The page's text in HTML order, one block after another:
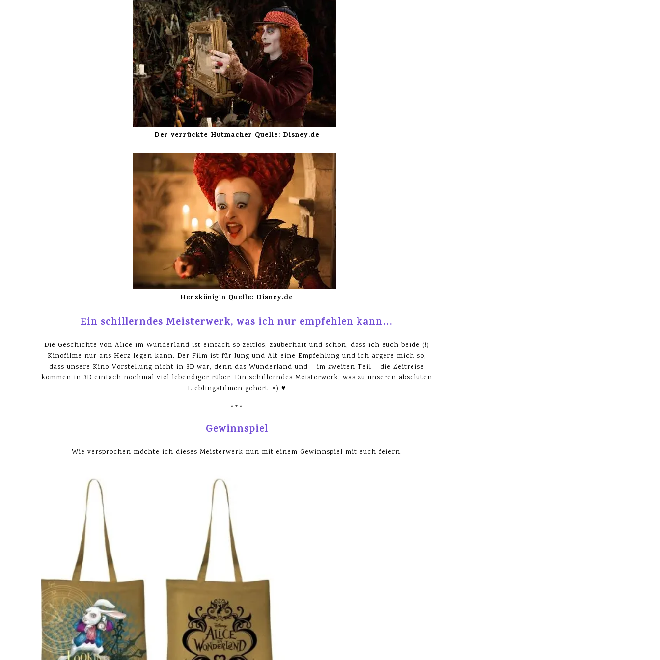
Der verrückte Hutmacher Quelle: Disney.de
Herzkönigin Quelle: Disney.de
Ein schillerndes Meisterwerk, was ich nur empfehlen kann…
Die Geschichte von Alice im Wunderland ist einfach so zeitlos, zauberhaft und schön, dass ich euch beide (!)
Kinofilme nur ans Herz legen kann. Der Film ist für Jung und Alt eine Empfehlung und ich ärgere mich so,
dass unsere Kino-Vorstellung nicht in 3D war, denn das Wunderland und – im zweiten Teil – die Zeitreise
kommen in 3D einfach nochmal viel lebendiger rüber. Ein schillerndes Meisterwerk, was zu unseren absoluten
Lieblingsfilmen gehört. =) ♥
***
Gewinnspiel
Wie versprochen möchte ich dieses Meisterwerk nun mit einem Gewinnspiel mit euch feiern.